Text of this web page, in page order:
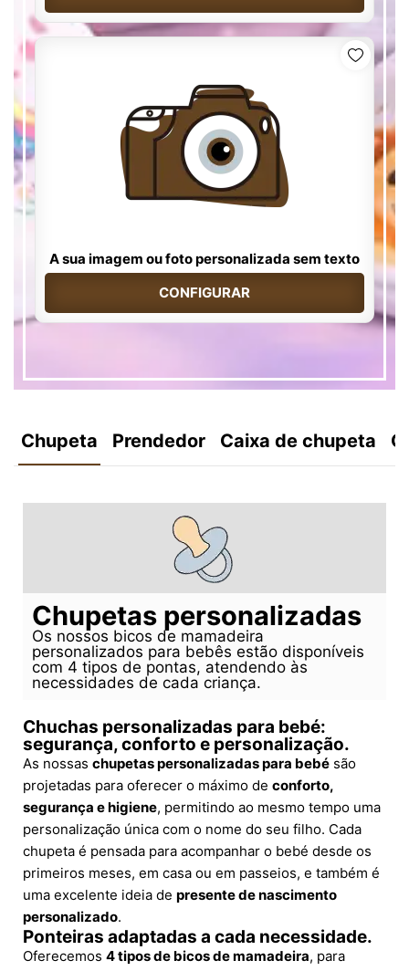
A sua imagem ou foto personalizada sem texto
CONFIGURAR
Chupeta Prendedor Caixa de chupeta
Chupetas personalizadas
Os nossos bicos de mamadeira
personalizados para bebês estão disponíveis
com 4 tipos de pontas, atendendo às
necessidades de cada criança.
Chuchas personalizadas para bebé:
segurança, conforto e personalização.
As nossas chupetas personalizadas para bebé são
projetadas para oferecer o máximo de conforto,
segurança e higiene, permitindo ao mesmo tempo uma
personalização única com o nome do seu filho. Cada
chupeta é pensada para acompanhar o bebé desde os
primeiros meses, em casa ou em passeios, e também é
uma excelente ideia de presente de nascimento
personalizado.
Ponteiras adaptadas a cada necessidade.
Oferecemos 4 tipos de bicos de mamadeira, para